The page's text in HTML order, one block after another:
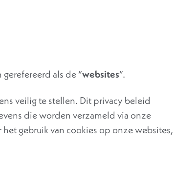
als de “websites”.
veilig te stellen. Dit privacy beleid
die worden verzameld via onze
gebruik van cookies op onze websites,